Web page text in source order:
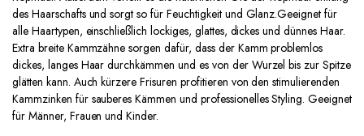
des Haarschafts und sorgt so für Feuchtigkeit und Glanz.Geeignet für
alle Haartypen, einschließlich lockiges, glattes, dickes und dünnes Haar.
Extra breite Kammzähne sorgen dafür, dass der Kamm problemlos
dickes, langes Haar durchkämmen und es von der Wurzel bis zur Spitze
glätten kann. Auch kürzere Frisuren profitieren von den stimulierenden
Kammzinken für sauberes Kämmen und professionelles Styling. Geeignet
für Männer, Frauen und Kinder.